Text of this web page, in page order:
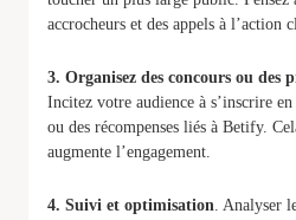
accrocheurs et des appels à l’action
3. Organisez des concours ou des
Incitez votre audience à s’inscrire
ou des récompenses liés à Betify.
augmente l’engagement.
4. Suivi et optimisation. Analyser